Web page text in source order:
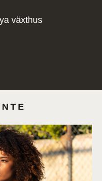
växthus